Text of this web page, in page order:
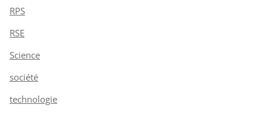
RPS
RSE
Science
société
technologie